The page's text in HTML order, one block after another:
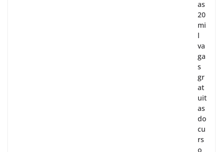
as
20
mi
l
va
ga
s
gr
at
uit
as
do
cu
rs
o